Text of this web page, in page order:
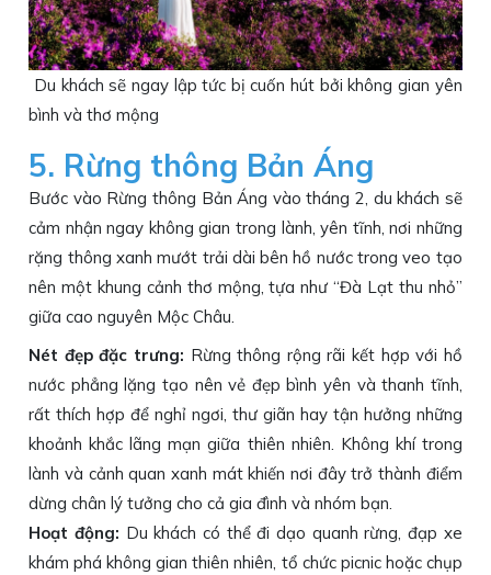
Du khách sẽ ngay lập tức bị cuốn hút bởi không gian yên
bình và thơ mộng
5. Rừng thông Bản Áng
Bước vào Rừng thông Bản Áng vào tháng 2, du khách sẽ
cảm nhận ngay không gian trong lành, yên tĩnh, nơi những
rặng thông xanh mướt trải dài bên hồ nước trong veo tạo
nên một khung cảnh thơ mộng, tựa như “Đà Lạt thu nhỏ”
giữa cao nguyên Mộc Châu.
Nét đẹp đặc trưng: Rừng thông rộng rãi kết hợp với hồ
nước phẳng lặng tạo nên vẻ đẹp bình yên và thanh tĩnh,
rất thích hợp để nghỉ ngơi, thư giãn hay tận hưởng những
khoảnh khắc lãng mạn giữa thiên nhiên. Không khí trong
lành và cảnh quan xanh mát khiến nơi đây trở thành điểm
dừng chân lý tưởng cho cả gia đình và nhóm bạn.
Hoạt động: Du khách có thể đi dạo quanh rừng, đạp xe
khám phá không gian thiên nhiên, tổ chức picnic hoặc chụp